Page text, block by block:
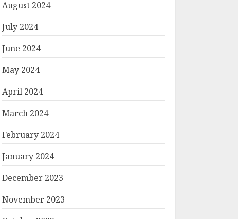
August 2024
July 2024
June 2024
May 2024
April 2024
March 2024
February 2024
January 2024
December 2023
November 2023